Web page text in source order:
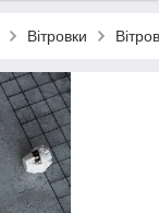
Вітровки